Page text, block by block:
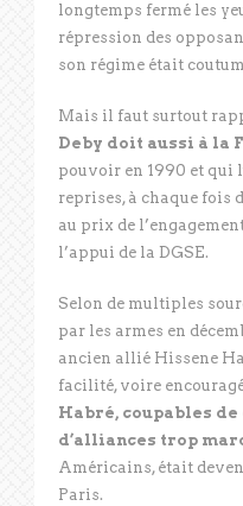
longtemps fermé les
répression des
son régime était
Mais il faut surtout
Deby doit aussi à la
pouvoir en 1990 et qui
reprises, à chaque fois
au prix de
l’appui de la DGSE.
Selon de multiples
par les armes en
ancien allié Hissene
facilité, voire
Habré, coupables
d’alliances trop
Américains, était
Paris.